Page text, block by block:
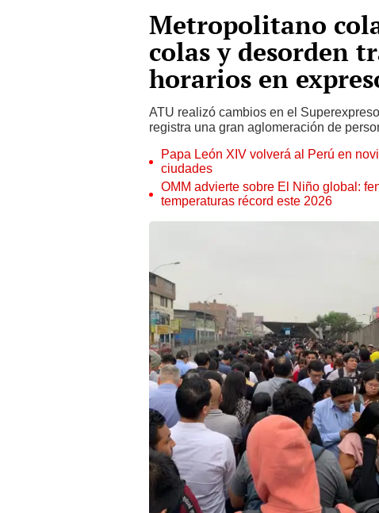
Metropolitano
colas y desorden
horarios en
ATU realizó cambios en el
registra una gran aglomeración de
Papa León XIV volverá al Perú en
ciudades
OMM advierte sobre El Niño global:
temperaturas récord este 2026